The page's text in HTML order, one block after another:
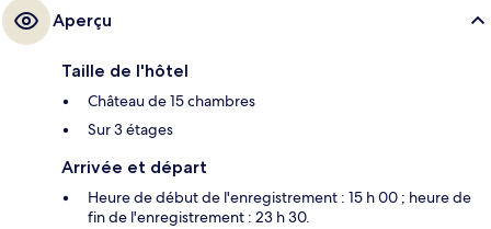
Aperçu
Taille de l'hôtel
Château de 15 chambres
Sur 3 étages
Arrivée et départ
Heure de début de l'enregistrement : 15 h 00 ; heure de
fin de l'enregistrement : 23 h 30.